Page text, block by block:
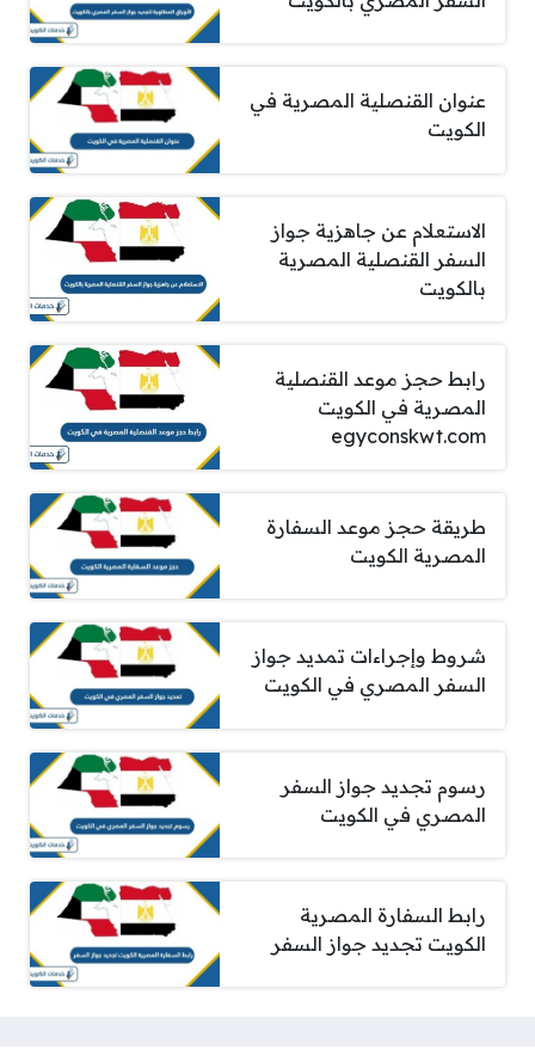
عنوان القنصلية المصرية في
الكويت
الاستعلام عن جاهزية جواز
السفر القنصلية المصرية
بالكويت
رابط حجز موعد القنصلية
المصرية في الكويت
egyconskwt.com
طريقة حجز موعد السفارة
المصرية الكويت
شروط وإجراءات تمديد جواز
السفر المصري في الكويت
رسوم تجديد جواز السفر
المصري في الكويت
رابط السفارة المصرية
الكويت تجديد جواز السفر